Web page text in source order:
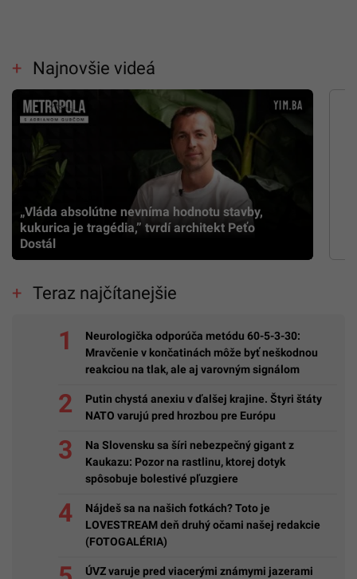
Najnovšie videá
„Vláda absolútne nevníma hodnotu stavby,
kukurica je tragédia,” tvrdí architekt Peťo
Dostál
Teraz najčítanejšie
Neurologička odporúča metódu 60-5-3-30:
Mravčenie v končatinách môže byť neškodnou
reakciou na tlak, ale aj varovným signálom
Putin chystá anexiu v ďalšej krajine. Štyri štáty
NATO varujú pred hrozbou pre Európu
Na Slovensku sa šíri nebezpečný gigant z
Kaukazu: Pozor na rastlinu, ktorej dotyk
spôsobuje bolestivé pľuzgiere
Nájdeš sa na našich fotkách? Toto je
LOVESTREAM deň druhý očami našej redakcie
(FOTOGALÉRIA)
ÚVZ varuje pred viacerými známymi jazerami